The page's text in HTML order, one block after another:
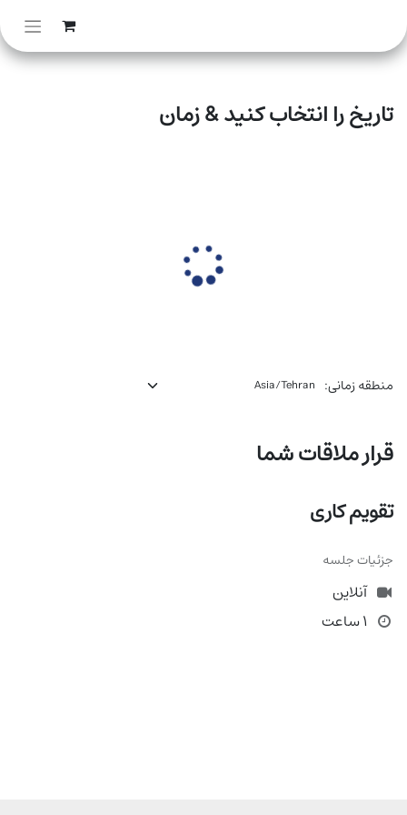
تاریخ را انتخاب کنید & زمان
منطقه زمانی:
قرار ملاقات شما
تقویم کاری
جزئیات جلسه
آنلاین
1 ساعت